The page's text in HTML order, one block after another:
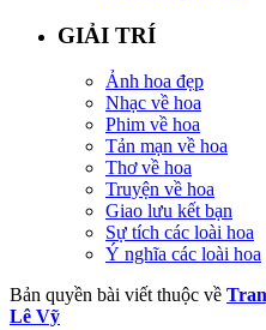
GIẢI TRÍ
Ảnh hoa đẹp
Nhạc về hoa
Phim về hoa
Tản mạn về hoa
Thơ về hoa
Truyện về hoa
Giao lưu kết bạn
Sự tích các loài hoa
Ý nghĩa các loài hoa
Bản quyền bài viết thuộc về
Lê Vỹ